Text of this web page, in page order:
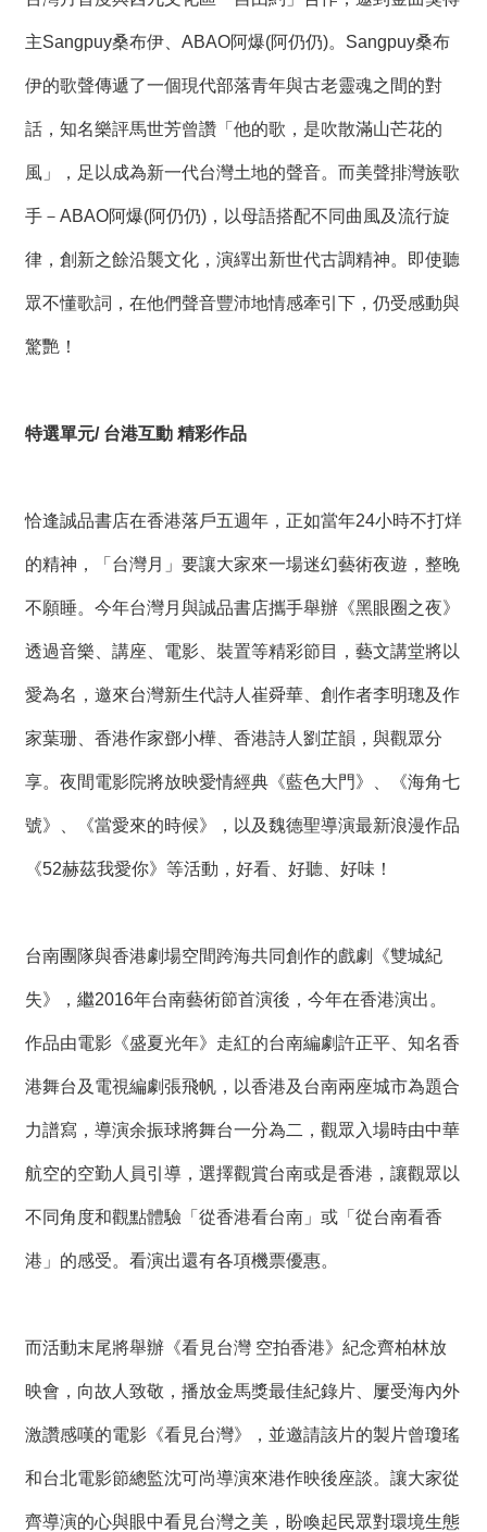
主Sangpuy桑布伊、ABAO阿爆(阿仍仍)。Sangpuy桑布
伊的歌聲傳遞了一個現代部落青年與古老靈魂之間的對
話，知名樂評馬世芳曾讚「他的歌，是吹散滿山芒花的
風」，足以成為新一代台灣土地的聲音。而美聲排灣族歌
手－ABAO阿爆(阿仍仍)，以母語搭配不同曲風及流行旋
律，創新之餘沿襲文化，演繹出新世代古調精神。即使聽
眾不懂歌詞，在他們聲音豐沛地情感牽引下，仍受感動與
驚艷！
特選單元/ 台港互動 精彩作品
恰逢誠品書店在香港落戶五週年，正如當年24小時不打烊
的精神，「台灣月」要讓大家來一場迷幻藝術夜遊，整晚
不願睡。今年台灣月與誠品書店攜手舉辦《黑眼圈之夜》
透過音樂、講座、電影、裝置等精彩節目，藝文講堂將以
愛為名，邀來台灣新生代詩人崔舜華、創作者李明璁及作
家葉珊、香港作家鄧小樺、香港詩人劉芷韻，與觀眾分
享。夜間電影院將放映愛情經典《藍色大門》、《海角七
號》、《當愛來的時候》，以及魏德聖導演最新浪漫作品
《52赫茲我愛你》等活動，好看、好聽、好味！
台南團隊與香港劇場空間跨海共同創作的戲劇《雙城紀
失》，繼2016年台南藝術節首演後，今年在香港演出。
作品由電影《盛夏光年》走紅的台南編劇許正平、知名香
港舞台及電視編劇張飛帆，以香港及台南兩座城市為題合
力譜寫，導演余振球將舞台一分為二，觀眾入場時由中華
航空的空勤人員引導，選擇觀賞台南或是香港，讓觀眾以
不同角度和觀點體驗「從香港看台南」或「從台南看香
港」的感受。看演出還有各項機票優惠。
而活動末尾將舉辦《看見台灣 空拍香港》紀念齊柏林放
映會，向故人致敬，播放金馬獎最佳紀錄片、屢受海內外
激讚感嘆的電影《看見台灣》，並邀請該片的製片曾瓊瑤
和台北電影節總監沈可尚導演來港作映後座談。讓大家從
齊導演的心與眼中看見台灣之美，盼喚起民眾對環境生態